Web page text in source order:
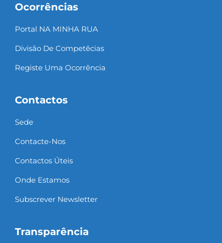
Ocorrências
Portal NA MINHA RUA
Divisão De Competêcias
Registe Uma Ocorrência
Contactos
Sede
Contacte-Nos
Contactos Úteis
Onde Estamos
Subscrever Newsletter
Transparência